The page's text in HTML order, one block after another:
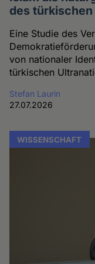
des
Eine Studie des
von nationaler
türkischen
Stefan Laurin
27.07.2026
WISSENSCHAFT